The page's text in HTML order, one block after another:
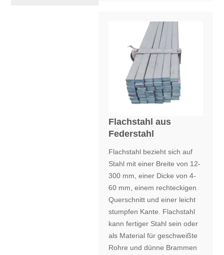
Flachstahl aus
Federstahl
Flachstahl bezieht sich auf
Stahl mit einer Breite von 12-
300 mm, einer Dicke von 4-
60 mm, einem rechteckigen
Querschnitt und einer leicht
stumpfen Kante. Flachstahl
kann fertiger Stahl sein oder
als Material für geschweißte
Rohre und dünne Brammen